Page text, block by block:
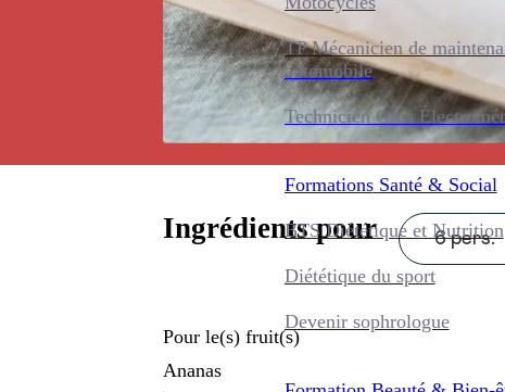
TP Mécanicien de
automobile
Technicien Gros
Formations Santé & Social
BTS Diététique et Nutrition
Diététique du sport
Devenir sophrologue
Ingrédients pour 6 pers.
Pour le(s) fruit(s)
Ananas